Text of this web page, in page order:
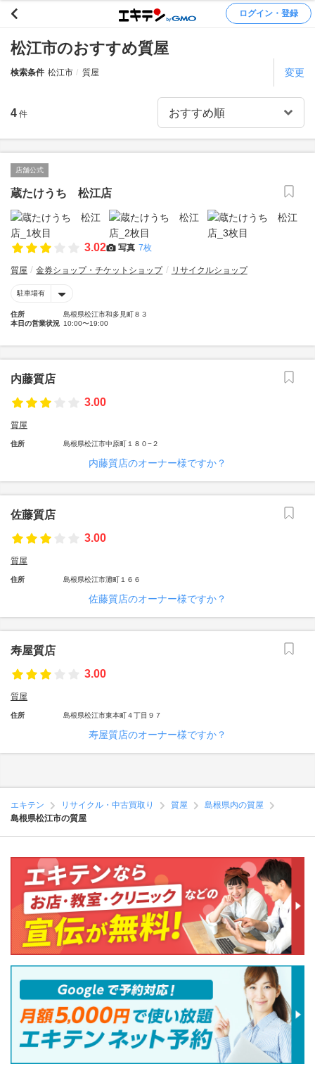
ログイン・登録
松江市のおすすめ質屋
検索条件 松江市 質屋 変更
4 件
店舗公式
蔵たけうち 松江店
3.02 写真 7枚
質屋 金券ショップ・チケットショップ リサイクルショップ
駐車場有
住所
島根県松江市和多見町８３
本日の営業状況 10:00〜19:00
内藤質店
3.00
質屋
住所 島根県松江市中原町１８０−２
内藤質店のオーナー様ですか？
佐藤質店
3.00
質屋
住所 島根県松江市灘町１６６
佐藤質店のオーナー様ですか？
寿屋質店
3.00
質屋
住所 島根県松江市東本町４丁目９７
寿屋質店のオーナー様ですか？
エキテン リサイクル・中古買取り 質屋
島根県内の質屋
島根県松江市の質屋